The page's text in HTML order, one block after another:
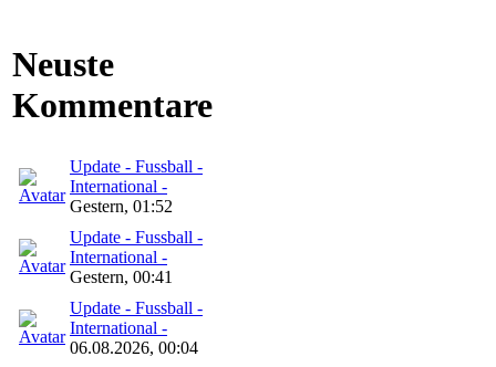
Neuste
Kommentare
Update - Fussball -
International -
Gestern, 01:52
Update - Fussball -
International -
Gestern, 00:41
Update - Fussball -
International -
06.08.2026, 00:04